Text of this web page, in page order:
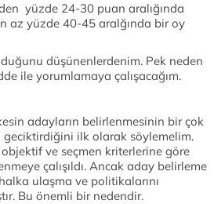
yüzde 24-30 puan aralığında
az yüzde 40-45 aralğında bir oy
düşünenlerdenim. Pek neden
ile yorumlamaya çalışacağım.
adayların belirlenmesinin bir çok
geciktirdiğini ilk olarak söylemelim.
ve seçmen kriterlerine göre
çalışıldı. Ancak aday belirleme
ulaşma ve politikalarını
Bu önemli bir nedendir.